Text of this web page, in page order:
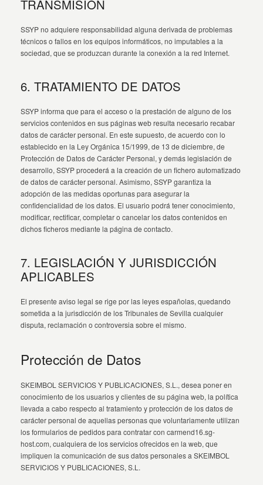
TRANSMISIÓN
SSYP no adquiere responsabilidad alguna derivada de problemas
técnicos o fallos en los equipos informáticos, no imputables a la
sociedad, que se produzcan durante la conexión a la red Internet.
6. TRATAMIENTO DE DATOS
SSYP informa que para el acceso o la prestación de alguno de los
servicios contenidos en sus páginas web resulta necesario recabar
datos de carácter personal. En este supuesto, de acuerdo con lo
establecido en la Ley Orgánica 15/1999, de 13 de diciembre, de
Protección de Datos de Carácter Personal, y demás legislación de
desarrollo, SSYP procederá a la creación de un fichero automatizado
de datos de carácter personal. Asimismo, SSYP garantiza la
adopción de las medidas oportunas para asegurar la
confidencialidad de los datos. El usuario podrá tener conocimiento,
modificar, rectificar, completar o cancelar los datos contenidos en
dichos ficheros mediante la página de contacto.
7. LEGISLACIÓN Y JURISDICCIÓN
APLICABLES
El presente aviso legal se rige por las leyes españolas, quedando
sometida a la jurisdicción de los Tribunales de Sevilla cualquier
disputa, reclamación o controversia sobre el mismo.
Protección de Datos
SKEIMBOL SERVICIOS Y PUBLICACIONES, S.L., desea poner en
conocimiento de los usuarios y clientes de su página web, la política
llevada a cabo respecto al tratamiento y protección de los datos de
carácter personal de aquellas personas que voluntariamente utilizan
los formularios de pedidos para contratar con carmend16.sg-
host.com, cualquiera de los servicios ofrecidos en la web, que
impliquen la comunicación de sus datos personales a SKEIMBOL
SERVICIOS Y PUBLICACIONES, S.L.